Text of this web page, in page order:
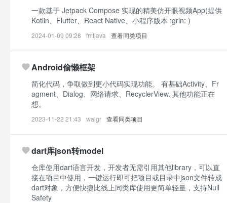
一款基于 Jetpack Compose 实现的精美仿开眼视频App(提供
Kotlin、Flutter、React Native、小程序版本 :grin: )
2024-01-09 09:28 fmtjava 查看同类项目
Android偷懒框架
简化代码，争取做到更小代码实现功能。 有基础Activity、Fr
agment、Dialog、网络请求、RecyclerView. 其他功能正在
想。
2023-11-22 21:43 walgr 查看同类项目
dart库json转model
仓库使用dart语言开发，开发者无需引用其他library，可以直
接在项目中使用，一键运行即可把项目或目录中json文件转成
dart对象，方便快捷比线上同类库使用更简单轻量，支持Null
Safety